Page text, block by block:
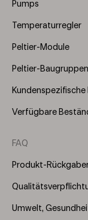
Pumps
Temperaturregler
Peltier-Module
Peltier-Baugruppen
Kundenspezifische
Verfügbare
FAQ
Produkt-
Umwelt,